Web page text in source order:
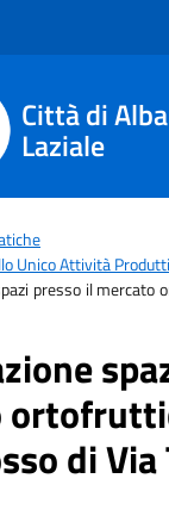
Città di
Laziale
Unico Attività
presso il mercato
di